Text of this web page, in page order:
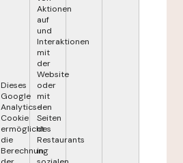
Dieses
Google
Analytics-
Cookie
ermöglicht
die
Berechnung
Aktionen
auf
und
Interaktionen
mit
der
Website
oder
mit
den
Seiten
des
Restaurants
in